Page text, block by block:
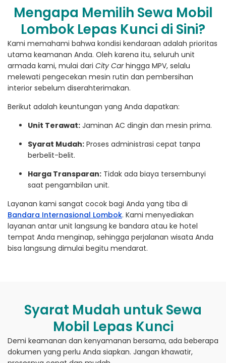
Mengapa Memilih Sewa Mobil
Lombok Lepas Kunci di Sini?
Kami memahami bahwa kondisi kendaraan adalah prioritas
utama keamanan Anda. Oleh karena itu, seluruh unit
armada kami, mulai dari City Carhingga MPV, selalu
melewati pengecekan mesin rutin dan pembersihan
interior sebelum diserahterimakan.
Berikut adalah keuntungan yang Anda dapatkan:
Unit Terawat: Jaminan AC dingin dan mesin prima.
Syarat Mudah: Proses administrasi cepat tanpa
berbelit-belit.
Harga Transparan: Tidak ada biaya tersembunyi
saat pengambilan unit.
Layanan kami sangat cocok bagi Anda yang tiba di
Bandara Internasional Lombok. Kami menyediakan
layanan antar unit langsung ke bandara atau ke hotel
tempat Anda menginap, sehingga perjalanan wisata Anda
bisa langsung dimulai begitu mendarat.
Syarat Mudah untuk Sewa
Mobil Lepas Kunci
Demi keamanan dan kenyamanan bersama, ada beberapa
dokumen yang perlu Anda siapkan. Jangan khawatir,